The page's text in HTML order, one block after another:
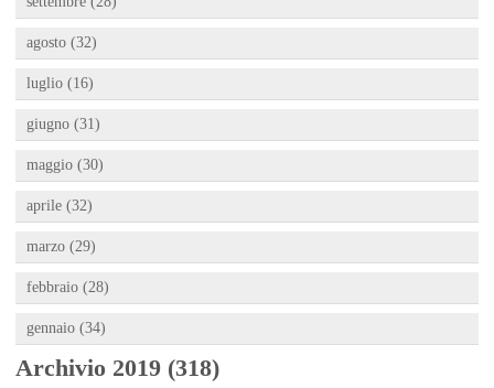
agosto (32)
luglio (16)
giugno (31)
maggio (30)
aprile (32)
marzo (29)
febbraio (28)
gennaio (34)
Archivio 2019 (318)